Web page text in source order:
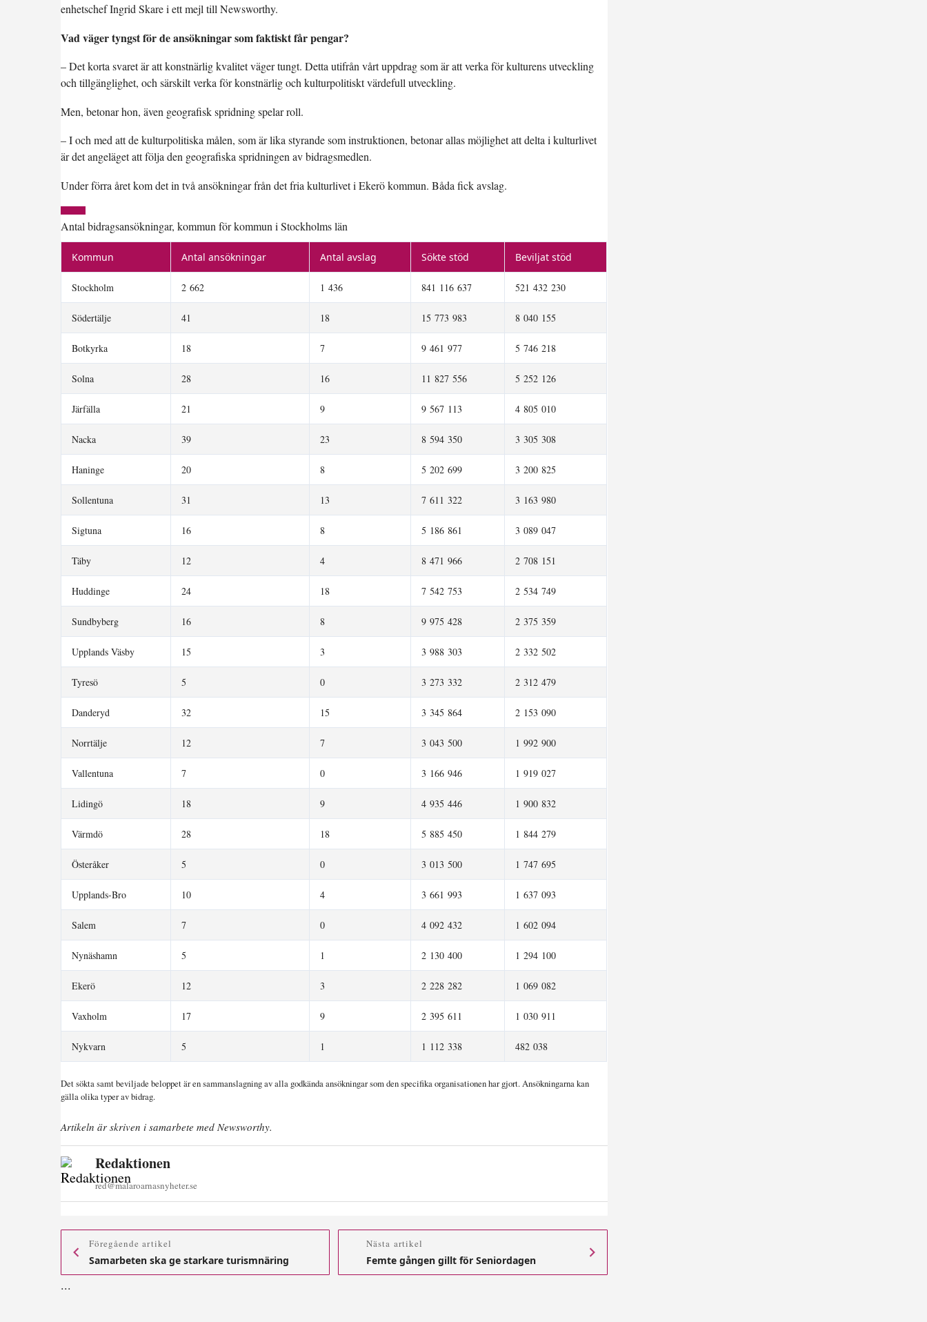
enhetschef Ingrid Skare i ett mejl till Newsworthy.
Vad väger tyngst för de ansökningar som faktiskt får pengar?
– Det korta svaret är att konstnärlig kvalitet väger tungt. Detta utifrån vårt uppdrag som är att verka för kulturens utveckling
och tillgänglighet, och särskilt verka för konstnärlig och kulturpolitiskt värdefull utveckling.
Men, betonar hon, även geografisk spridning spelar roll.
– I och med att de kulturpolitiska målen, som är lika styrande som instruktionen, betonar allas möjlighet att delta i kulturlivet
är det angeläget att följa den geografiska spridningen av bidragsmedlen.
Under förra året kom det in två ansökningar från det fria kulturlivet i Ekerö kommun. Båda fick avslag.
Antal bidragsansökningar, kommun för kommun i Stockholms län
Kommun Antal ansökningar Antal avslag Sökte stöd Beviljat stöd
Stockholm 2 662 1 436 841 116 637 521 432 230
Södertälje 41 18 15 773 983 8 040 155
Botkyrka 18 7 9 461 977 5 746 218
Solna 28 16 11 827 556 5 252 126
Järfälla 21 9 9 567 113 4 805 010
Nacka 39 23 8 594 350 3 305 308
Haninge 20 8 5 202 699 3 200 825
Sollentuna 31 13 7 611 322 3 163 980
Sigtuna 16 8 5 186 861 3 089 047
Täby 12 4 8 471 966 2 708 151
Huddinge 24 18 7 542 753 2 534 749
Sundbyberg 16 8 9 975 428 2 375 359
Upplands Väsby 15 3 3 988 303 2 332 502
Tyresö 5 0 3 273 332 2 312 479
Danderyd 32 15 3 345 864 2 153 090
Norrtälje 12 7 3 043 500 1 992 900
Vallentuna 7 0 3 166 946 1 919 027
Lidingö 18 9 4 935 446 1 900 832
Värmdö 28 18 5 885 450 1 844 279
Österåker 5 0 3 013 500 1 747 695
Upplands-Bro 10 4 3 661 993 1 637 093
Salem 7 0 4 092 432 1 602 094
Nynäshamn 5 1 2 130 400 1 294 100
Ekerö 12 3 2 228 282 1 069 082
Vaxholm 17 9 2 395 611 1 030 911
Nykvarn 5 1 1 112 338 482 038
Det sökta samt beviljade beloppet är en sammanslagning av alla godkända ansökningar som den specifika organisationen har gjort. Ansökningarna kan
gälla olika typer av bidrag.
Artikeln är skriven i samarbete med Newsworthy.
Redaktionen
red@malaroarnasnyheter.se
Föregående artikel
Samarbeten ska ge starkare turismnäring
Nästa artikel
Femte gången gillt för Seniordagen
...